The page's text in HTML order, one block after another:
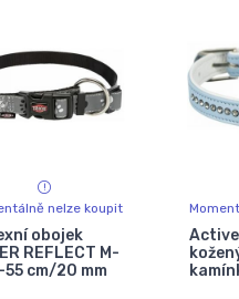
nelze koupit
obojek
REFLECT M-
55 cm/20 mm